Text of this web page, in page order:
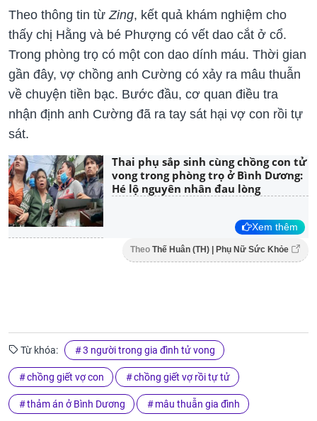
Theo thông tin từZing, kết quả khám nghiệm cho
thấy chị Hằng và bé Phượng có vết dao cắt ở cổ.
Trong phòng trọ có một con dao dính máu. Thời gian
gần đây, vợ chồng anh Cường có xảy ra mâu thuẫn
về chuyện tiền bạc. Bước đầu, cơ quan điều tra
nhận định anh Cường đã ra tay sát hại vợ con rồi tự
sát.
Thai phụ sắp sinh cùng chồng con tử
vong trong phòng trọ ở Bình Dương:
Hé lộ nguyên nhân đau lòng
Xem thêm
Theo Thế Huân (TH) | Phụ Nữ Sức Khỏe
Từ khóa: 3 người trong gia đình tử vong
chồng giết vợ con chồng giết vợ rồi tự tử
thảm án ở Bình Dương mâu thuẫn gia đình